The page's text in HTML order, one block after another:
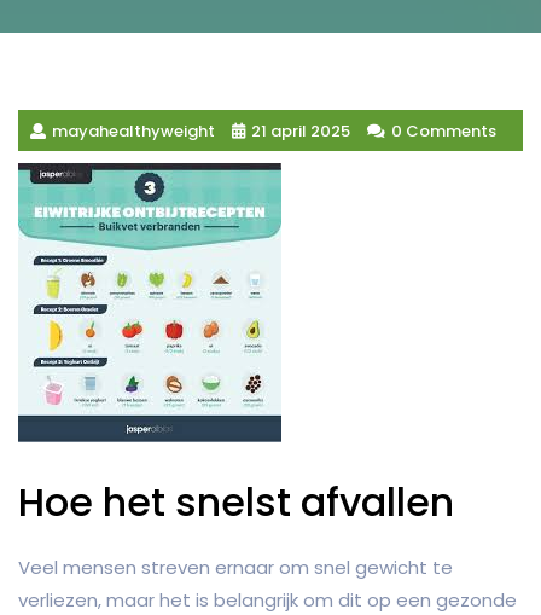
mayahealthyweight 21 april 2025 0 Comments
Hoe het snelst afvallen
Veel mensen streven ernaar om snel gewicht te
verliezen, maar het is belangrijk om dit op een gezonde